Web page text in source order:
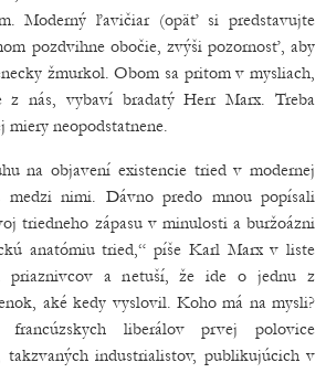
Moderný ľavičiar (opäť si predstavujte
pozdvihne obočie, zvýši pozornosť, aby
žmurkol. Obom sa pritom v mysliach,
z nás, vybaví bradatý Herr Marx. Treba
miery neopodstatnene.
na objavení existencie tried v modernej
medzi nimi. Dávno predo mnou popísali
triedneho zápasu v minulosti a buržoázni
anatómiu tried,“ píše Karl Marx v liste
priaznivcov a netuší, že ide o jednu z
aké kedy vyslovil. Koho má na mysli?
francúzskych liberálov prvej polovice
takzvaných industrialistov, publikujúcich v